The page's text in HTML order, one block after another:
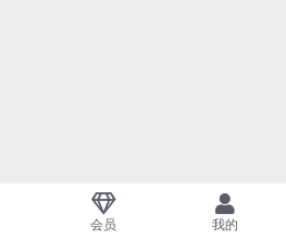
会员 我的